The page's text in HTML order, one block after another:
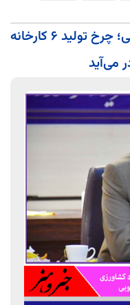
با همکاری بخش دولتی و خصوصی؛ چرخ تولید ۶ کارخانه
می‌آید